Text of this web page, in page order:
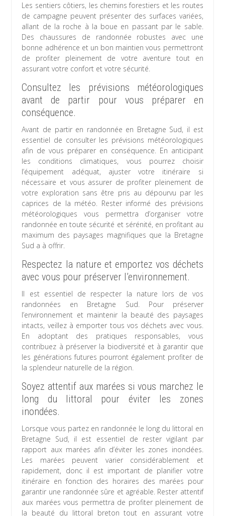
Les sentiers côtiers, les chemins forestiers et les routes
de campagne peuvent présenter des surfaces variées,
allant de la roche à la boue en passant par le sable.
Des chaussures de randonnée robustes avec une
bonne adhérence et un bon maintien vous permettront
de profiter pleinement de votre aventure tout en
assurant votre confort et votre sécurité.
Consultez les prévisions météorologiques
avant de partir pour vous préparer en
conséquence.
Avant de partir en randonnée en Bretagne Sud, il est
essentiel de consulter les prévisions météorologiques
afin de vous préparer en conséquence. En anticipant
les conditions climatiques, vous pourrez choisir
l’équipement adéquat, ajuster votre itinéraire si
nécessaire et vous assurer de profiter pleinement de
votre exploration sans être pris au dépourvu par les
caprices de la météo. Rester informé des prévisions
météorologiques vous permettra d’organiser votre
randonnée en toute sécurité et sérénité, en profitant au
maximum des paysages magnifiques que la Bretagne
Sud a à offrir.
Respectez la nature et emportez vos déchets
avec vous pour préserver l’environnement.
Il est essentiel de respecter la nature lors de vos
randonnées en Bretagne Sud. Pour préserver
l’environnement et maintenir la beauté des paysages
intacts, veillez à emporter tous vos déchets avec vous.
En adoptant des pratiques responsables, vous
contribuez à préserver la biodiversité et à garantir que
les générations futures pourront également profiter de
la splendeur naturelle de la région.
Soyez attentif aux marées si vous marchez le
long du littoral pour éviter les zones
inondées.
Lorsque vous partez en randonnée le long du littoral en
Bretagne Sud, il est essentiel de rester vigilant par
rapport aux marées afin d’éviter les zones inondées.
Les marées peuvent varier considérablement et
rapidement, donc il est important de planifier votre
itinéraire en fonction des horaires des marées pour
garantir une randonnée sûre et agréable. Rester attentif
aux marées vous permettra de profiter pleinement de
la beauté du littoral breton tout en assurant votre